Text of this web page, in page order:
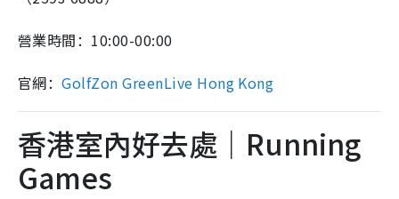
營業時間：10:00-00:00
官網：GolfZon GreenLive Hong Kong
香港室內好去處｜Running
Games